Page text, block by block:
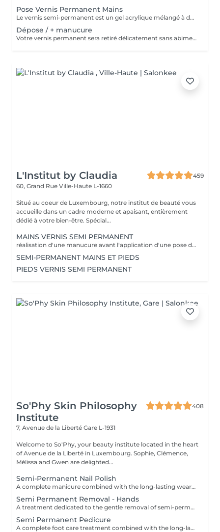
Pose Vernis Permanent Mains
Le vernis semi-permanent est un gel acrylique mélangé à du vernis, appliqué sur l'ongle et durci par des UV. Il a la même texture qu'un vernis classique, est aussi liquide et a encore plus de brillance. Il reste impeccable, sans ternir et sans s'écailler.
Dépose / + manucure
Votre vernis permanent sera retiré délicatement sans abimer vos ongles. La manucure est un soin des mains comprenant le limage des ongles, la pousse et la coupe des cuticules, massage avec crème de soin et application d'un vernis transparent si désiré.
L'Institut by Claudia
459
60, Grand Rue Ville-Haute L-1660
Situé au coeur de Luxembourg, notre institut de beauté vous
accueille dans un cadre moderne et apaisant, entièrement
dédié à votre bien-être. Spécial...
MAINS VERNIS SEMI PERMANENT
réalisation d'une manucure avant l'application d'une pose de vernis semi permanent tenue entre 2-3 semaines un supplément sera calculé pour la réalisation d'une french ou décor
SEMI-PERMANENT MAINS ET PIEDS
PIEDS VERNIS SEMI PERMANENT
So'Phy Skin Philosophy
Institute
408
7, Avenue de la Liberté Gare L-1931
Welcome to So'Phy, your beauty institute located in the heart
of Avenue de la Liberté in Luxembourg. Sophie, Clémence,
Mélissa and Gwen are delighted...
Semi-Permanent Nail Polish
A complete manicure combined with the long-lasting wear of semi-permanent nail polish. The treatment begins with full nail preparation, including shaping, cuticle care and preparation of the natural nail to ensure a clean and long-lasting result. The semi-permanent polish is then applied to provide a glossy, elegant and durable finish. Nails look neat and refined, with long-lasting wear for several weeks. Ideal for combining beauty, comfort and everyday practicality.
Semi Permanent Removal - Hands
A treatment dedicated to the gentle removal of semi-permanent nail polish, carried out with care to preserve the quality of the natural nail. The removal is followed by nail shaping and cuticle care to restore a clean and well-groomed result. A protective base is then applied to strengthen the nail, completed with a nourishing oil to hydrate and enhance the cuticles. Nails are left clean, cared for and protected. Ideal for taking a break while maintaining healthy nails. This service is only available for semi-permanent nail polish applied at the institute.
Semi Permanent Pedicure
A complete foot care treatment combined with the long-lasting wear of semi-permanent nail polish. The treatment begins with nail preparation, including cuticle care, shaping and callus care if needed, to ensure a clean and well-groomed result. The semi-permanent polish is then applied to provide a glossy, elegant and durable finish. Feet look neat and perfectly cared for, with long-lasting results that remain flawless for several weeks. Ideal for maintaining clean, comfortable and elegant feet every day.